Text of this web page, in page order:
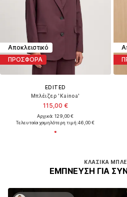
Αποκλειστικό
ΠΡΟΣΦΟΡΑ
EDITED
Μπλέιζερ 'Kainoa'
115,00 €
Αρχικά: 129,00 €
Τελευταία χαμηλότερη τιμή:46,00 €
ΚΛΑΣΙΚΆ
ΈΜΠΝΕΥΣΗ ΓΙΑ